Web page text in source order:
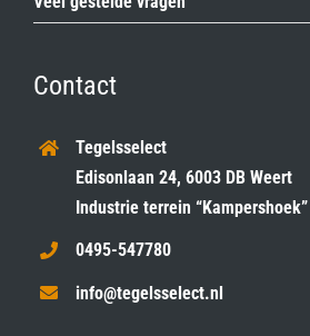
Contact
Tegelsselect
Edisonlaan 24, 6003 DB Weert
Industrie terrein “Kampershoek”
0495-547780
info@tegelsselect.nl